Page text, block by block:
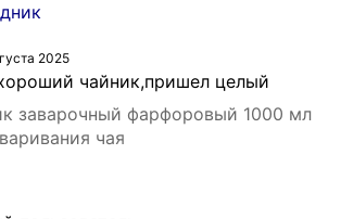
2025
чайник,пришел целый
заварочный фарфоровый 1000 мл
чая